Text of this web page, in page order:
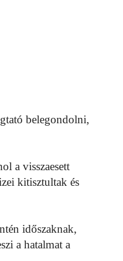
belegondolni,
a visszaesett
kitisztultak és
időszaknak,
a hatalmat a